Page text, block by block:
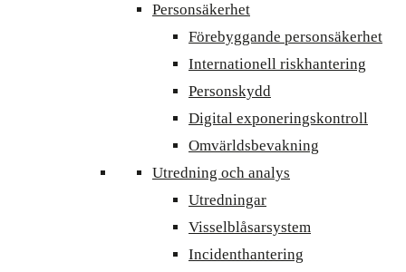
Personsäkerhet
Förebyggande personsäkerhet
Internationell riskhantering
Personskydd
Digital exponeringskontroll
Omvärldsbevakning
Utredning och analys
Utredningar
Visselblåsarsystem
Incidenthantering